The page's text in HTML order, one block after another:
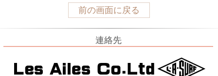
前の画面に戻る
連絡先